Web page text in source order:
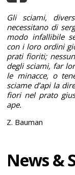
Gli sciami,
necessitano di
modo infallibile
con i loro ordini
prati fioriti;
degli sciami, far
le minacce, o
sciame d’api la
fiori nel prato
ape.
Z. Bauman
News &